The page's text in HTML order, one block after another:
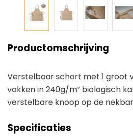
Productomschrijving
Verstelbaar schort met 1 groot
vakken in 240g/m² biologisch
verstelbare knoop op de
Specificaties